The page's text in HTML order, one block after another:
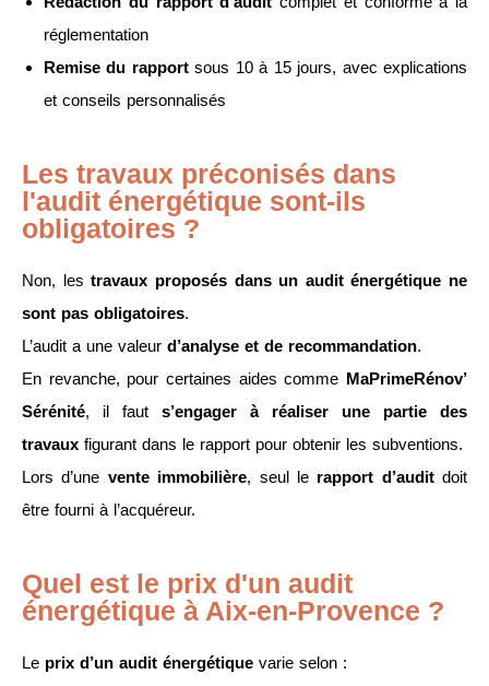
réglementation
Remise du rapportsous 10 à 15 jours, avec explications
et conseils personnalisés
Les travaux préconisés dans
l'audit énergétique sont-ils
obligatoires ?
Non, lestravaux proposés dans un audit énergétique ne
sont pas obligatoires.
L’audit a une valeur d’analyse et de recommandation.
En revanche, pour certaines aides comme MaPrimeRénov’
Sérénité, il faut s’engager à réaliser une partie des
travaux figurant dans le rapport pour obtenir les subventions.
Lors d’une vente immobilière, seul le rapport d’auditdoit
être fourni à l’acquéreur.
Quel est le prix d'un audit
énergétique à Aix-en-Provence ?
Le prix d’un audit énergétique varie selon :